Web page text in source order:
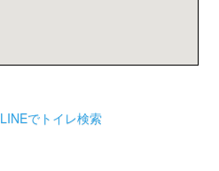
LINEでトイレ検索